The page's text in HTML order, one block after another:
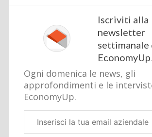
Iscriviti alla
newsletter
settimanale
Ogni domenica le news, gli
approfondimenti e le
EconomyUp.
aziendale